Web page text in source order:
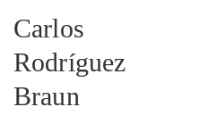
Carlos
Rodríguez
Braun